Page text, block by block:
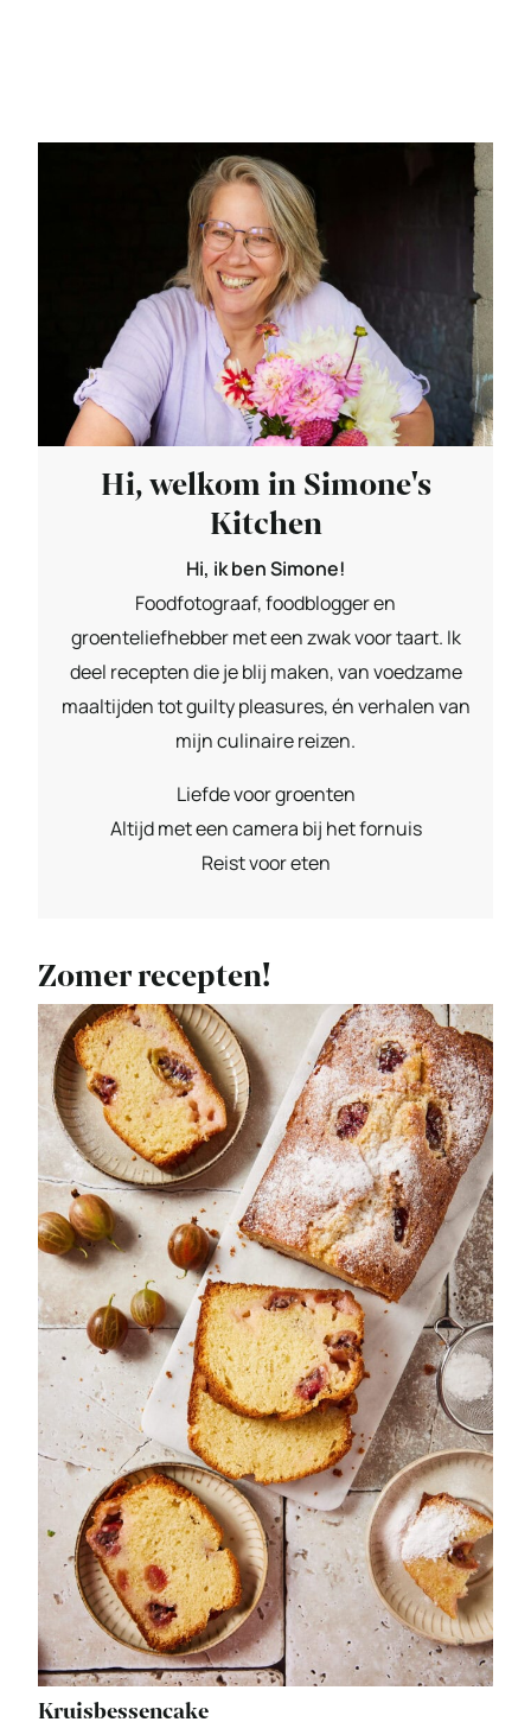
Hi, welkom in Simone's
Kitchen
Hi, ik ben Simone!
Foodfotograaf, foodblogger en
groenteliefhebber met een zwak voor taart. Ik
deel recepten die je blij maken, van voedzame
maaltijden tot guilty pleasures, én verhalen van
mijn culinaire reizen.
Liefde voor groenten
Altijd met een camera bij het fornuis
Reist voor eten
Zomer recepten!
Kruisbessencake